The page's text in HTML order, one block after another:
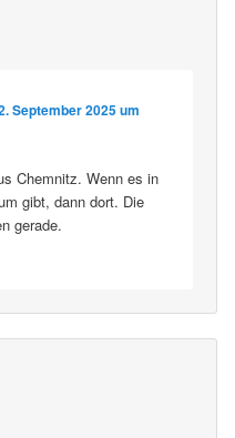
September 2025 um
Chemnitz. Wenn es in
gibt, dann dort. Die
gerade.